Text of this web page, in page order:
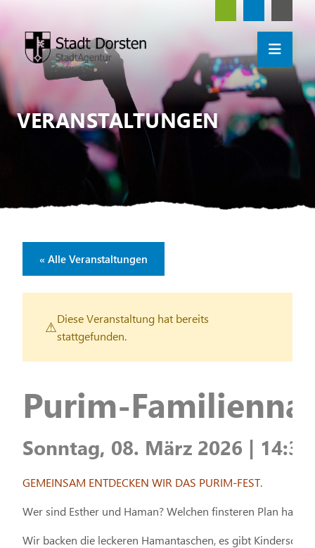
VERANSTALTUNGEN
« Alle Veranstaltungen
Diese Veranstaltung hat bereits
stattgefunden.
Purim-
Sonntag, 08. März 2026 |
GEMEINSAM ENTDECKEN WIR DAS PURIM-FEST.
Wer sind Esther und Haman? Welchen finsteren Plan
Wir backen die leckeren Hamantaschen, es gibt